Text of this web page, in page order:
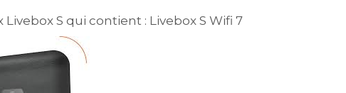
S qui contient : Livebox S Wifi 7